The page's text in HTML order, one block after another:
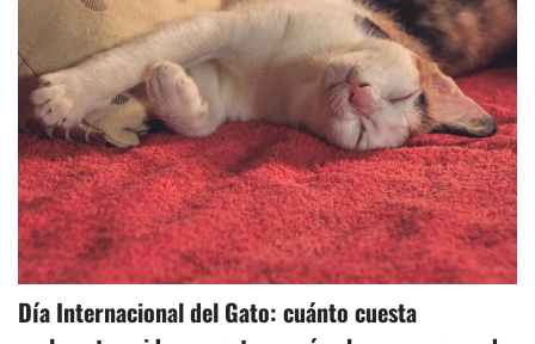
Día Internacional del Gato: cuánto cuesta